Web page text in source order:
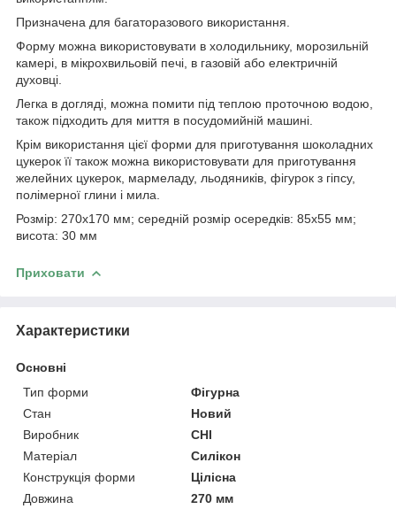
Призначена для багаторазового використання.
Форму можна використовувати в холодильнику, морозильній
камері, в мікрохвильовій печі, в газовій або електричній
духовці.
Легка в догляді, можна помити під теплою проточною водою,
також підходить для миття в посудомийній машині.
Крім використання цієї форми для приготування шоколадних
цукерок її також можна використовувати для приготування
желейних цукерок, мармеладу, льодяників, фігурок з гіпсу,
полімерної глини і мила.
Розмір: 270х170 мм; середній розмір осередків: 85х55 мм;
висота: 30 мм
Приховати
Характеристики
Основні
Тип форми
Фігурна
Стан
Новий
Виробник
CHI
Матеріал
Силікон
Конструкція форми
Цілісна
Довжина
270 мм